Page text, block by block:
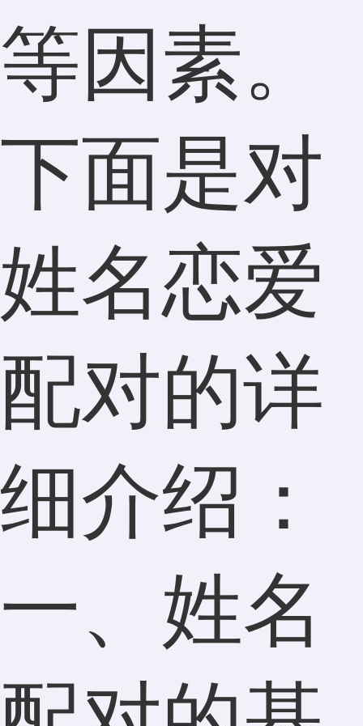
等因素。
下面是对
姓名恋爱
配对的详
细介绍：
一、姓名